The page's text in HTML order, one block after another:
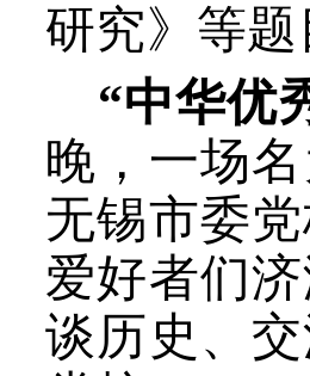
研究》 等题
“中华优
晚，一场
无锡市委
爱好者们
谈历史、